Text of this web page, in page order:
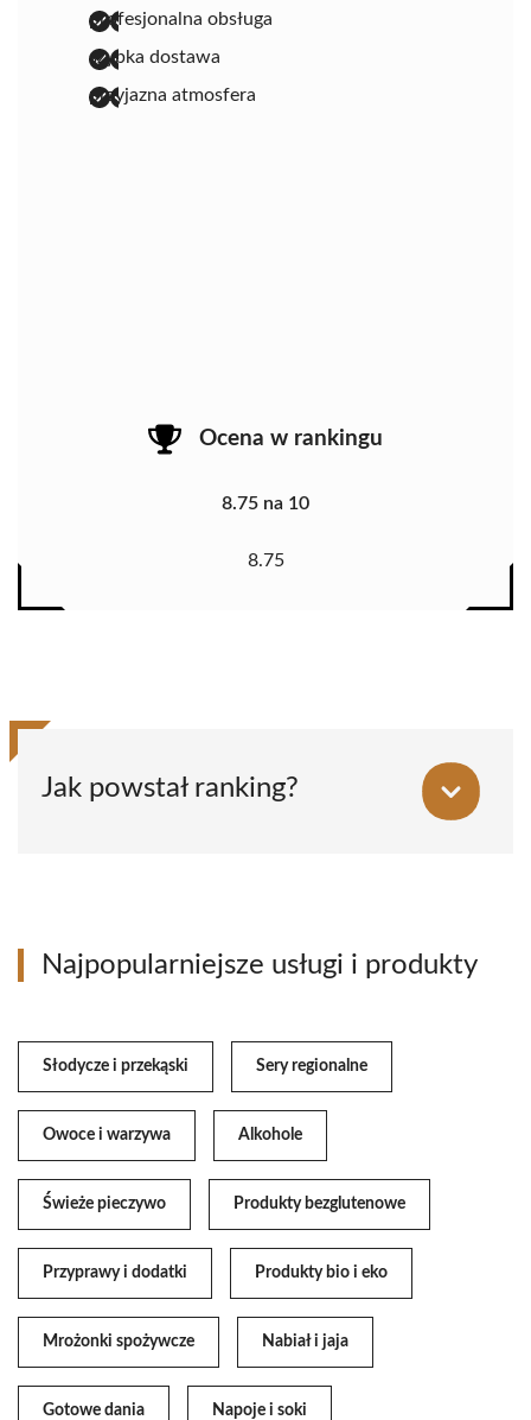
profesjonalna obsługa
szybka dostawa
przyjazna atmosfera
Ocena w rankingu
8.75 na 10
8.75
Jak powstał ranking?
Najpopularniejsze usługi i produkty
Słodycze i przekąski Sery regionalne
Owoce i warzywa Alkohole
Świeże pieczywo Produkty bezglutenowe
Przyprawy i dodatki Produkty bio i eko
Mrożonki spożywcze Nabiał i jaja
Gotowe dania Napoje i soki